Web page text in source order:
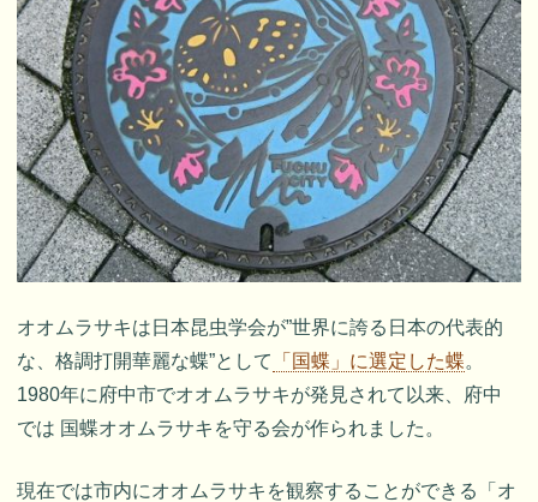
オオムラサキは日本昆虫学会が”世界に誇る日本の代表的
な、格調打開華麗な蝶”として
「国蝶」に選定した蝶。
1980年に府中市でオオムラサキが発見されて以来、府中
では 国蝶オオムラサキを守る会が作られました。
現在では市内にオオムラサキを観察することができる「オ